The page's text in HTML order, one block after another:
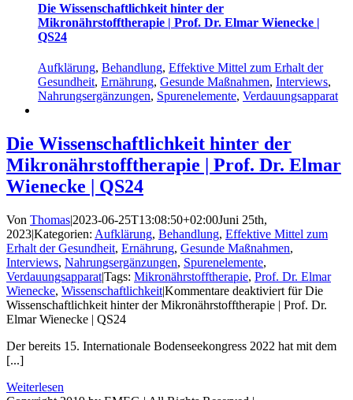
Die Wissenschaftlichkeit hinter der
Mikronährstofftherapie | Prof. Dr. Elmar Wienecke |
QS24
Aufklärung, Behandlung, Effektive Mittel zum Erhalt der
Gesundheit, Ernährung, Gesunde Maßnahmen, Interviews,
Nahrungsergänzungen, Spurenelemente, Verdauungsapparat
Die Wissenschaftlichkeit hinter der
Mikronährstofftherapie | Prof. Dr. Elmar
Wienecke | QS24
Von Thomas|2023-06-25T13:08:50+02:00Juni 25th,
2023|Kategorien: Aufklärung, Behandlung, Effektive Mittel zum
Erhalt der Gesundheit, Ernährung, Gesunde Maßnahmen,
Interviews, Nahrungsergänzungen, Spurenelemente,
Verdauungsapparat|Tags: Mikronährstofftherapie, Prof. Dr. Elmar
Wienecke, Wissenschaftlichkeit|Kommentare deaktiviert für Die
Wissenschaftlichkeit hinter der Mikronährstofftherapie | Prof. Dr.
Elmar Wienecke | QS24
Der bereits 15. Internationale Bodenseekongress 2022 hat mit dem
[...]
Weiterlesen